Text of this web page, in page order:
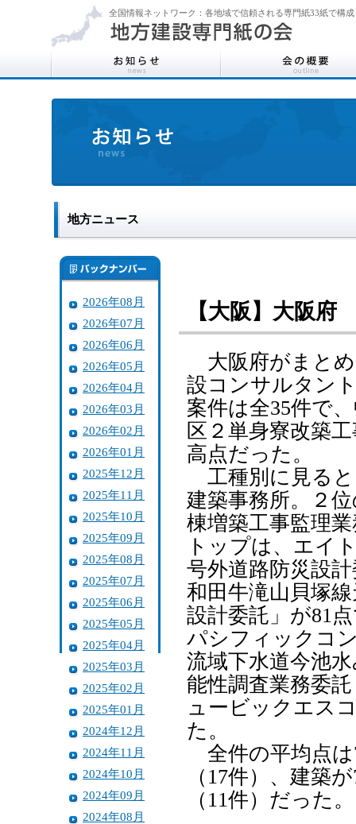
全国情報ネットワーク：各地域で信頼される専門紙33紙で構成
地方ニュース
2026年08月
2026年07月
2026年06月
2026年05月
2026年04月
2026年03月
2026年02月
2026年01月
2025年12月
2025年11月
2025年10月
2025年09月
2025年08月
2025年07月
2025年06月
2025年05月
2025年04月
2025年03月
2025年02月
2025年01月
2024年12月
2024年11月
2024年10月
2024年09月
2024年08月
【大阪】大阪
大阪府がまとめ
設コンサルタン
案件は全35件で
区２単身寮改築
高点だった。
工種別に見ると
建築事務所。２
棟増築工事監理
トップは、エイ
号外道路防災設
和田牛滝山貝塚
設計委託」が81
パシフィックコ
流域下水道今池
能性調査業務委
ュービックエス
た。
全件の平均点は
（17件）、建築
（11件）だった。